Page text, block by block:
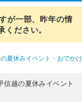
が一部、昨年の情
ださい。
夏休みイベント・おでか
越の夏休みイベント